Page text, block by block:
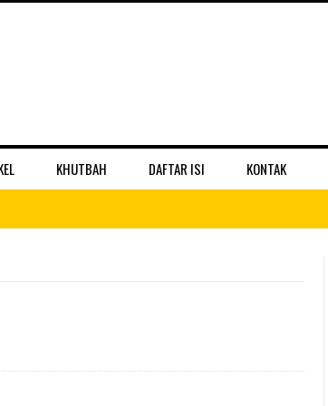
KHUTBAH DAFTAR ISI KONTAK